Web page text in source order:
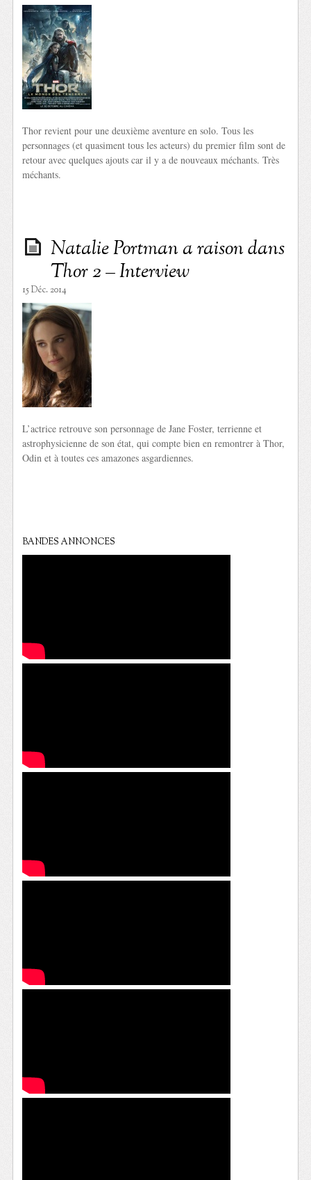
Thor revient pour une deuxième aventure en solo. Tous les
personnages (et quasiment tous les acteurs) du premier film sont de
retour avec quelques ajouts car il y a de nouveaux méchants. Très
méchants.
Natalie Portman a raison dans
Thor 2 – Interview
15 Déc. 2014
L’actrice retrouve son personnage de Jane Foster, terrienne et
astrophysicienne de son état, qui compte bien en remontrer à Thor,
Odin et à toutes ces amazones asgardiennes.
BANDES ANNONCES